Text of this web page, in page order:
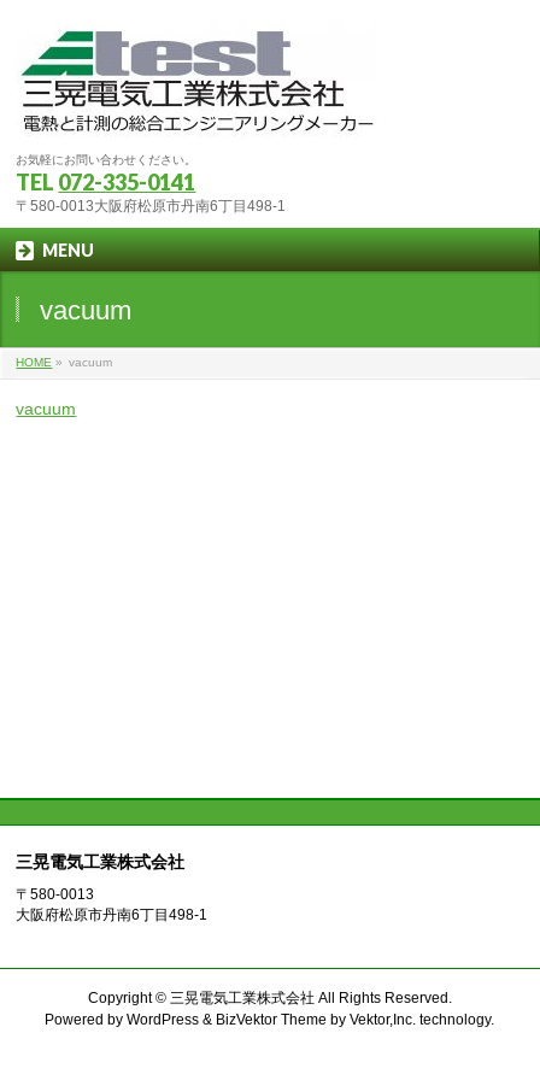
お気軽にお問い合わせください。
TEL 072-335-0141
〒580-0013大阪府松原市丹南6丁目498-1
MENU
vacuum
HOME » vacuum
vacuum
三晃電気工業株式会社
〒580-0013
大阪府松原市丹南6丁目498-1
Copyright © 三晃電気工業株式会社 All Rights Reserved.
Powered byWordPress & BizVektor Theme byVektor,Inc. technology.